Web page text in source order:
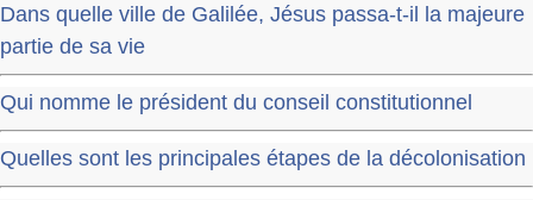
Dans quelle ville de Galilée, Jésus passa-t-il la majeure
partie de sa vie
Qui nomme le président du conseil constitutionnel
Quelles sont les principales étapes de la décolonisation